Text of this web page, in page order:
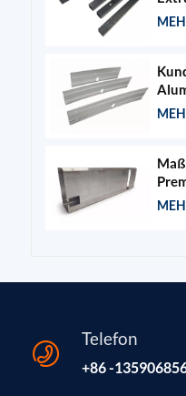
für
und
Telefon
+86 -